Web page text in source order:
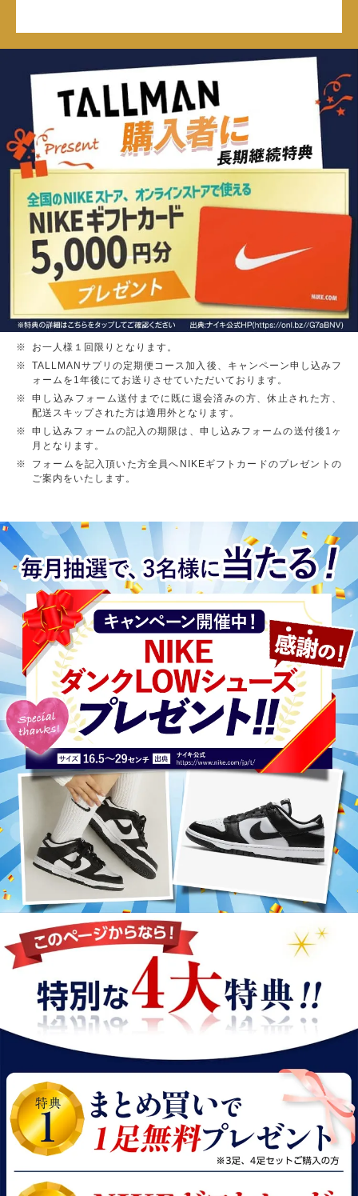
お一人様１回限りとなります。
TALLMANサプリの定期便コース加入後、キャンペーン申し込みフ
ォームを1年後にてお送りさせていただいております。
申し込みフォーム送付までに既に退会済みの方、休止された方、
配送スキップされた方は適用外となります。
申し込みフォームの記入の期限は、申し込みフォームの送付後1ヶ
月となります。
フォームを記入頂いた方全員へNIKEギフトカードのプレゼントの
ご案内をいたします。